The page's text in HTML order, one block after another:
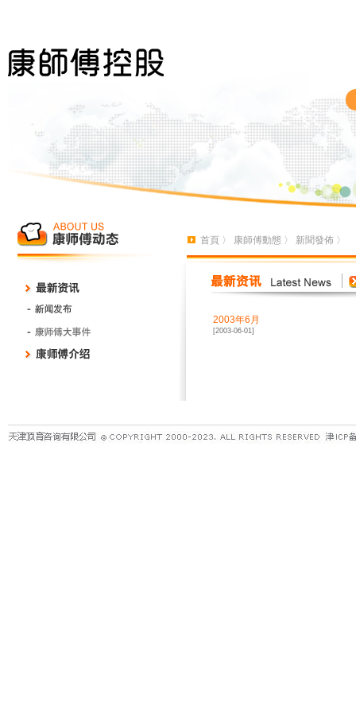
首頁 〉 康師傅動態 〉 新聞發佈 〉
2003年6月
[2003-06-01]